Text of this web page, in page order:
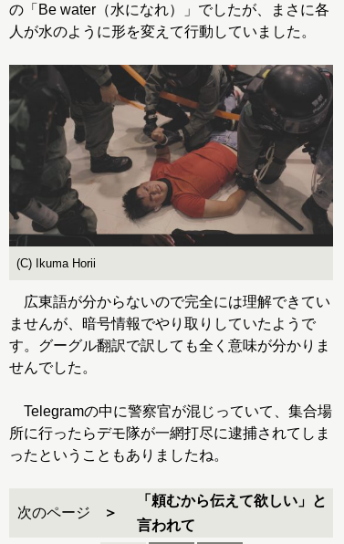
の「Be water（水になれ）」でしたが、まさに各
人が水のように形を変えて行動していました。
(C) Ikuma Horii
広東語が分からないので完全には理解できてい
ませんが、暗号情報でやり取りしていたようで
す。グーグル翻訳で訳しても全く意味が分かりま
せんでした。
Telegramの中に警察官が混じっていて、集合場
所に行ったらデモ隊が一網打尽に逮捕されてしま
ったということもありましたね。
次のページ
「頼むから伝えて欲しい」と
言われて